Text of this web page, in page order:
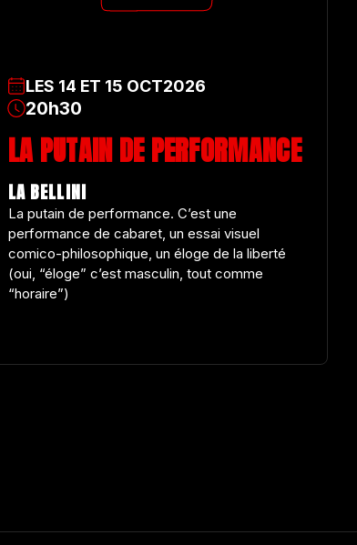
LES 14 ET 15 OCT2026
20h30
LA PUTAIN DE PERFORMANCE
LA BELLINI
La putain de performance. C’est une
performance de cabaret, un essai visuel
comico-philosophique, un éloge de la liberté
(oui, “éloge” c’est masculin, tout comme
“horaire”)